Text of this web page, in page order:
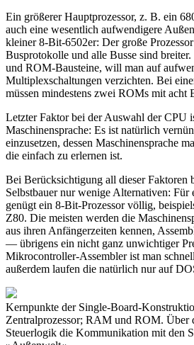
Ein größerer Hauptprozessor, z. B. ein
auch eine wesentlich aufwendigere
kleiner 8-Bit-6502er: Der große
Busprotokolle und alle Busse sind
und ROM-Bausteine, will man auf
Multiplexschaltungen verzichten. Bei
müssen mindestens zwei ROMs mit acht
Letzter Faktor bei der Auswahl der CPU
Maschinensprache: Es ist natürlich
einzusetzen, dessen Maschinensprache
die einfach zu erlernen ist.
Bei Berücksichtigung all dieser Faktoren
Selbstbauer nur wenige Alternativen: Für
genügt ein 8-Bit-Prozessor völlig,
Z80. Die meisten werden die
aus ihren Anfängerzeiten kennen,
— übrigens ein nicht ganz unwichtiger
Mikrocontroller-Assembler ist man
außerdem laufen die natürlich nur auf
Kernpunkte der Single-Board-
Zentralprozessor; RAM und ROM. Über
Steuerlogik die Kommunikation mit den